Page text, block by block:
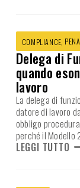
COMPLIANCE,
Delega di
quando
lavoro
La delega di
datore di lavoro
obbligo
perché il Modello
LEGGI TUTTO